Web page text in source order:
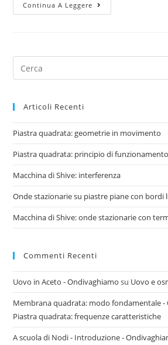
Continua A Leggere
Search
for:
Articoli Recenti
Piastra quadrata: geometrie in movimento
Piastra quadrata: principio di funzionamento
Macchina di Shive: interferenza
Onde stazionarie su piastre piane con bordi
Macchina di Shive: onde stazionarie con
Commenti Recenti
Uovo in Aceto - Ondivaghiamo su Uovo e
Membrana quadrata: modo fondamentale -
Piastra quadrata: frequenze caratteristiche
A scuola di Nodi - Introduzione -